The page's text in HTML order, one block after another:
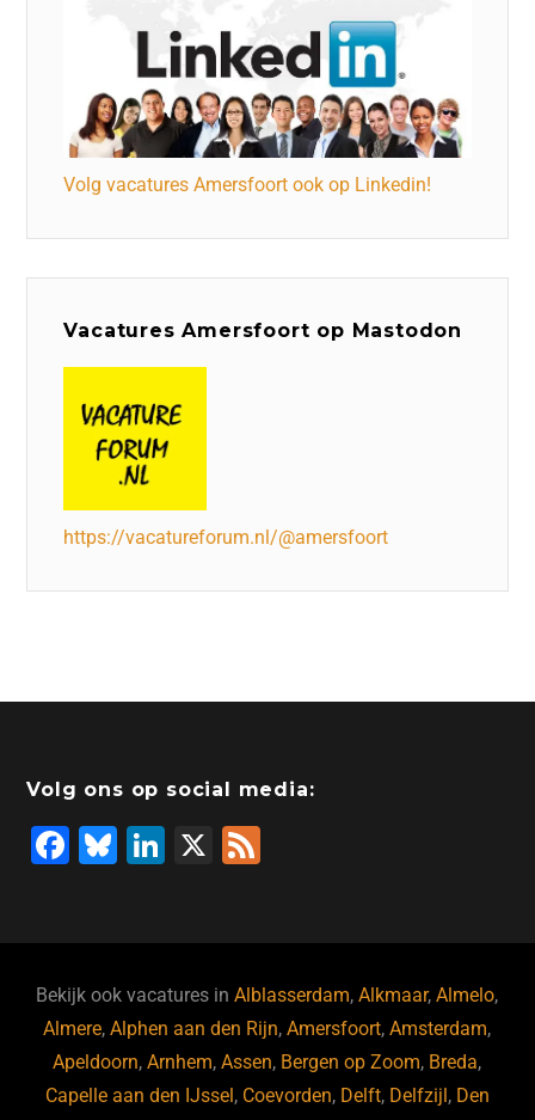
Volg vacatures Amersfoort ook op Linkedin!
Vacatures Amersfoort op Mastodon
https://vacatureforum.nl/@amersfoort
Volg ons op social media:
F
b
o
o
Bl
ky
Li
dI
n
X
Bekijk ook vacatures inAlblasserdam,Alkmaar,Almelo,
Almere,Alphen aan den Rijn,Amersfoort,Amsterdam,
Apeldoorn,Arnhem,Assen, Bergen op Zoom, Breda,
Capelle aan den IJssel, Coevorden, Delft, Delfzijl, Den